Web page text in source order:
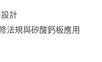
計
法規與矽酸鈣板應用